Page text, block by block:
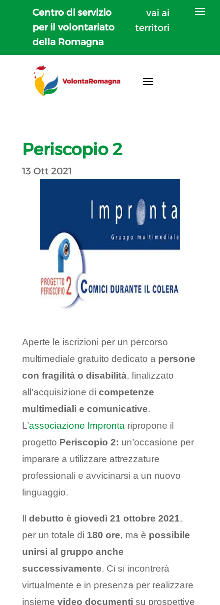
Centro di servizio
per il volontariato
della Romagna
vai ai
territori
Periscopio 2
13 Ott 2021
Aperte le iscrizioni per un percorso
multimediale gratuito dedicato a persone
con fragilità o disabilità, finalizzato
all’acquisizione di competenze
multimediali e comunicative.
L’associazione Improntaripropone il
progetto Periscopio 2: un’occasione per
imparare a utilizzare attrezzature
professionali e avvicinarsi a un nuovo
linguaggio.
Il debutto è giovedì 21 ottobre 2021,
per un totale di 180 ore, ma è possibile
unirsi al gruppo anche
successivamente. Ci si incontrerà
virtualmente e in presenza per realizzare
insieme video documenti su prospettive